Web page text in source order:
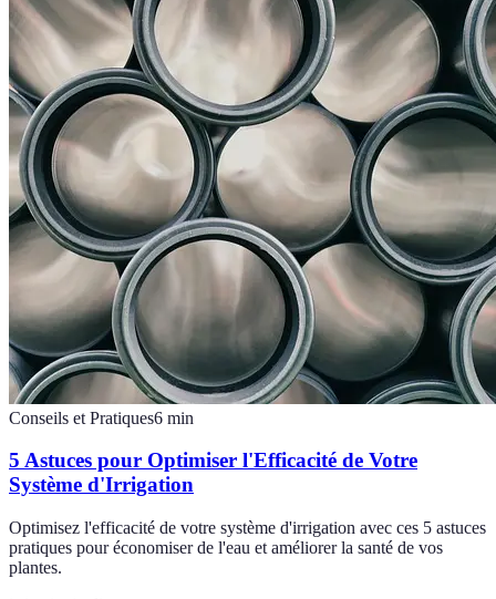
Conseils et Pratiques6 min
5 Astuces pour Optimiser l'Efficacité de Votre
Système d'Irrigation
Optimisez l'efficacité de votre système d'irrigation avec ces 5 astuces
pratiques pour économiser de l'eau et améliorer la santé de vos
plantes.